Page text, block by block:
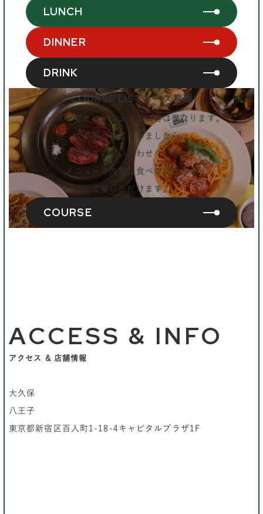
LUNCH
DINNER
DRINK
COURSE LISTコース料理
シーズンごとにメニューの内容は異なります。
ご不明点等ございましたら、
お気軽にお問い合わせください。
メニューの内容は食べログからも
ご覧いただけます。
COURSE
ACCESS & INFO
アクセス & 店舗情報
大久保
八王子
東京都新宿区百人町1-18-4キャピタルプラザ1F